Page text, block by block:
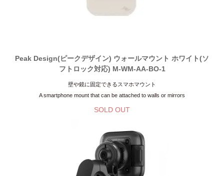
Peak Design(ピークデザイン) ウォールマウント ホワイト(ソ
フトロック対応) M-WM-AA-BO-1
壁や鏡に固定できるスマホマウント
A smartphone mount that can be attached to walls or mirrors
SOLD OUT